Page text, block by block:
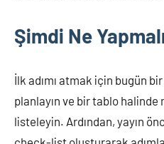
Şimdi Ne
İlk adımı atmak için bugün
planlayın ve bir tablo halinde
listeleyin. Ardından, yayın